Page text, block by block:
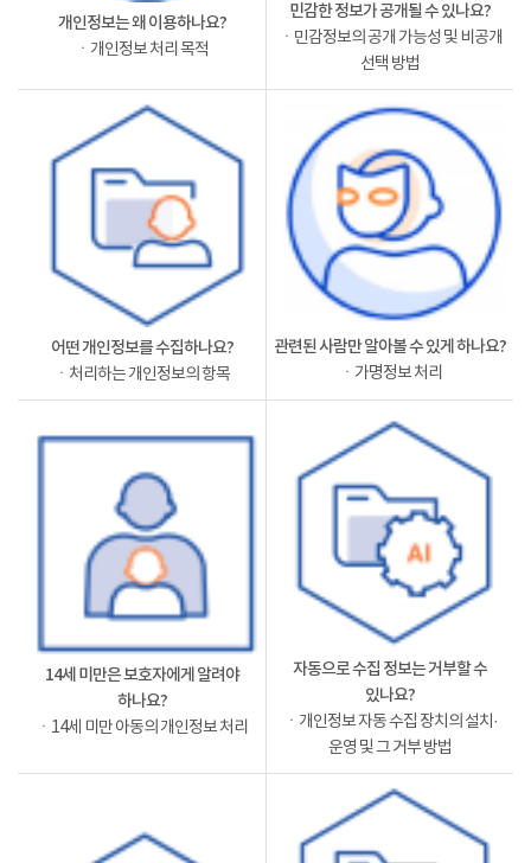
개인정보는 왜 이용하나요?
ㆍ개인정보 처리 목적
민감한 정보가 공개될 수 있나요?
ㆍ민감정보의 공개 가능성 및 비공개
선택 방법
어떤 개인정보를 수집하나요?
ㆍ처리하는 개인정보의 항목
관련된 사람만 알아볼 수 있게 하나요?
ㆍ가명정보 처리
14세 미만은 보호자에게 알려야
하나요?
ㆍ14세 미만 아동의 개인정보 처리
자동으로 수집 정보는 거부할 수
있나요?
ㆍ개인정보 자동 수집 장치의 설치·
운영 및 그 거부 방법